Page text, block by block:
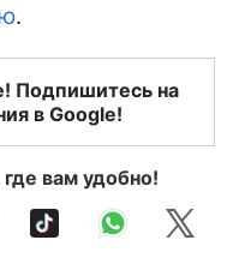
.
Подпишитесь на
в Google!
вам удобно!